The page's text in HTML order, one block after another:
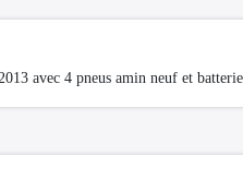
avec 4 pneus amin neuf et